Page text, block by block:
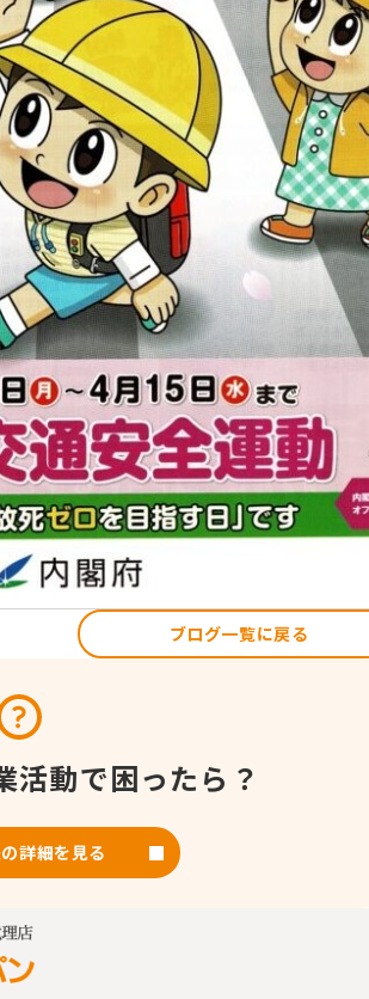
ブログ一覧に戻る
活動で困ったら？
詳細を見る